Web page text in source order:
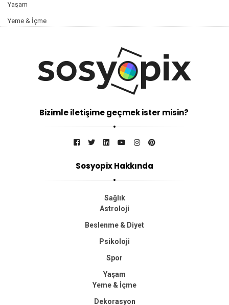
Yaşam
Yeme & İçme
Bizimle iletişime geçmek ister misin?
Sosyopix Hakkında
Sağlık
Astroloji
Beslenme & Diyet
Psikoloji
Spor
Yaşam
Yeme & İçme
Dekorasyon